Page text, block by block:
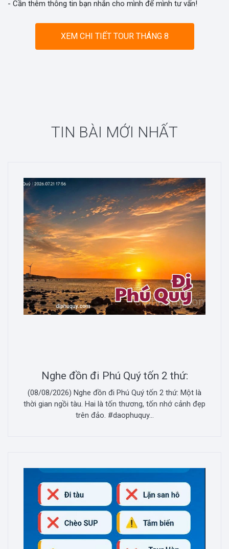
- Cần thêm thông tin bạn nhắn cho mình để mình tư vấn!
XEM CHI TIẾT TOUR THÁNG 8
TIN BÀI MỚI NHẤT
Nghe đồn đi Phú Quý tốn 2 thứ:
(08/08/2026) Nghe đồn đi Phú Quý tốn 2 thứ: Một là
thời gian ngồi tàu. Hai là tốn thương, tốn nhớ cảnh đẹp
trên đảo. #daophuquy...